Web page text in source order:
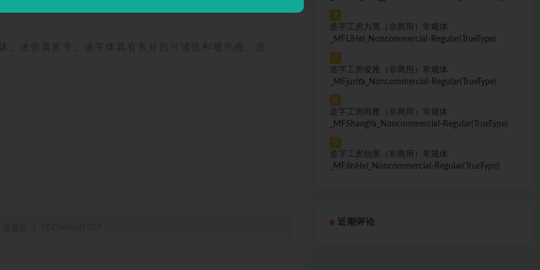
2
造字工房力黑（非商用）常规体
_MFLiHei_NoncommerciaI-ReguIar(TrueType)
3
造字工房俊雅（非商用）常规体
_MFjunYa_NoncommerciaI-ReguIar(TrueType)
4
造字工房尚雅（非商用）常规体
_MFShangYa_NoncommerciaI-ReguIar(TrueType)
5
造字工房劲黑（非商用）常规体
_MFJinHei_NoncommerciaI-ReguIar(TrueType)
近期评论